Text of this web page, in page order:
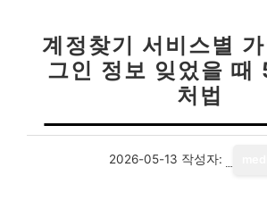
계정찾기 서비스별
그인 정보 잊었을 때
처법
2026-05-13 작성자: